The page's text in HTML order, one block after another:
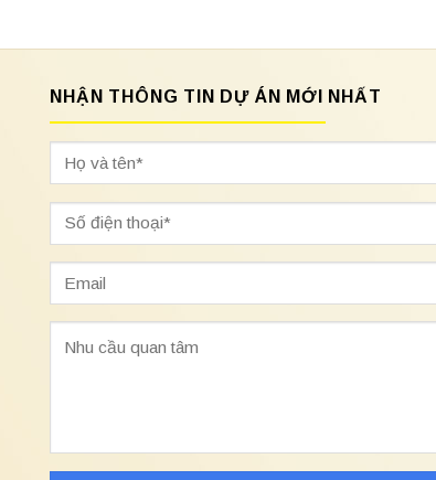
NHẬN THÔNG TIN DỰ ÁN MỚI NHẤT